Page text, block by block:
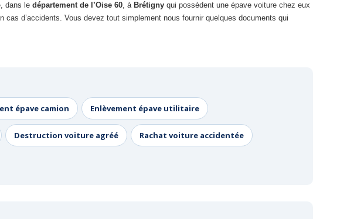
dans le département de l’Oise 60, à Brétigny qui possèdent une épave voiture chez eux
d’accidents. Vous devez tout simplement nous fournir quelques documents qui
épave camion Enlèvement épave utilitaire
Destruction voiture agréé Rachat voiture accidentée